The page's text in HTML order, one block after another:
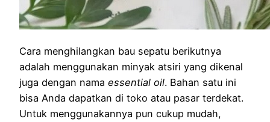
Cara menghilangkan bau sepatu berikutnya
adalah menggunakan minyak atsiri yang dikenal
juga dengan nama essential oil. Bahan satu ini
bisa Anda dapatkan di toko atau pasar terdekat.
Untuk menggunakannya pun cukup mudah,